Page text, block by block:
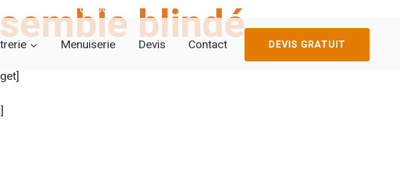
: 06 21 17 06 00
Menuiserie Devis Contact DEVIS GRATUIT
blindé